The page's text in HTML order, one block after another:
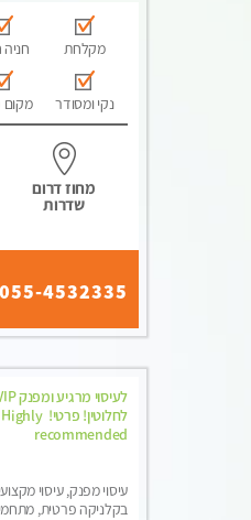
מקלחת חניה
נקי ומסודר מקום
מחוז דרום
שדרות
055-4532335
לחלוטין! פרטי! ​​​​​​ Highly
recommended
עיסוי מפנק, עיסוי
בקלניקה פרטית,